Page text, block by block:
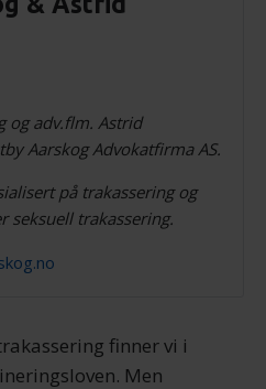
og adv.flm. Astrid
Aarskog Advokatfirma AS.
på trakassering og
seksuell trakassering.
finner vi i
Men